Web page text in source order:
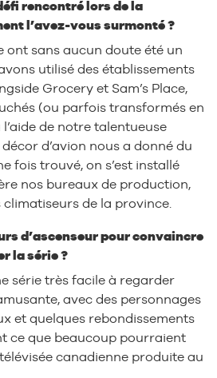
rencontré lors de la
l’avez-vous surmonté ?
ont sans aucun doute été un
utilisé des établissements
Grocery et Sam’s Place,
(ou parfois transformés en
de notre talentueuse
d’avion nous a donné du
fois trouvé, on s’est installé
nos bureaux de production,
de la province.
d’ascenseur pour convaincre
la série ?
série très facile à regarder
avec des personnages
et quelques rebondissements
ce que beaucoup pourraient
canadienne produite au